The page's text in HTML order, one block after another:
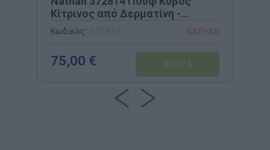
Κίτρινος από Δερματίνη -
40x40x25cm
Κωδικός: 372814 NATHAN
75,00 €